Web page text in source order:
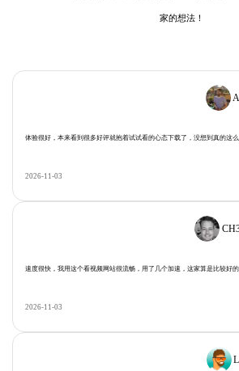
家的想法！
体验很好，本来看到很多好评就抱着试试看的心态下载了，没想到真的这
2026-11-03
速度很快，我用这个看视频网站很流畅，用了几个加速，这家算是比较好的
2026-11-03